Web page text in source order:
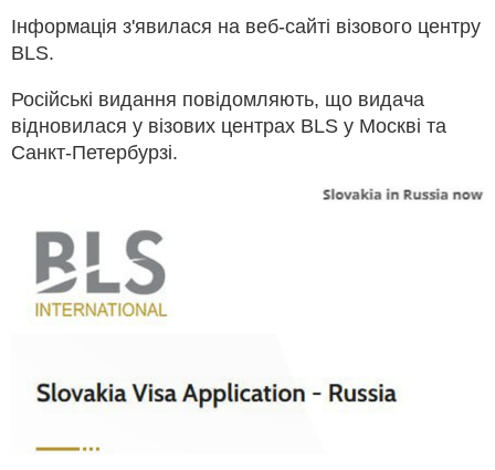
Інформація з'явилася на веб-сайті візового центру
BLS.
Російські видання повідомляють, що видача
відновилася у візових центрах BLS у Москві та
Санкт-Петербурзі.